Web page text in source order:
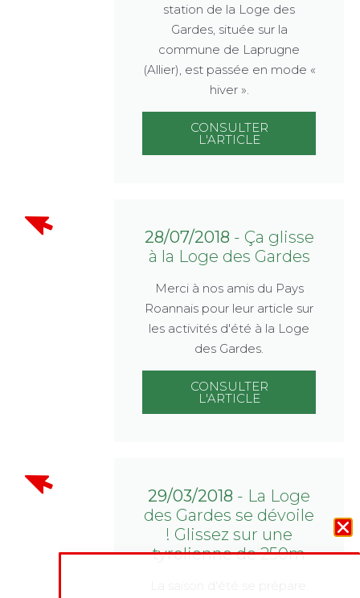
station de la Loge des
Gardes, située sur la
commune de Laprugne
(Allier), est passée en mode «
hiver ».
CONSULTER
L'ARTICLE
28/07/2018 - Ça glisse
à la Loge des Gardes
Merci à nos amis du Pays
Roannais pour leur article sur
les activités d'été à la Loge
des Gardes.
CONSULTER
L'ARTICLE
29/03/2018 - La Loge
des Gardes se dévoile
! Glissez sur une
tyrolienne de 250m